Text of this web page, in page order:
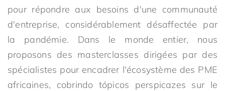
pour répondre aux besoins d'une communauté
d'entreprise, considérablement désaffectée par
la pandémie. Dans le monde entier, nous
proposons des masterclasses dirigées par des
spécialistes pour encadrer l'écosystème des PME
africaines, cobrindo tópicos perspicazes sur le